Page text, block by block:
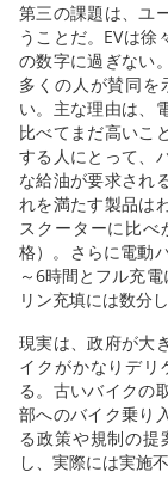
第三の課題は、ユ
うことだ。EVは
の数字に過ぎない
多くの人が賛同
い。主な理由は、
比べてまだ高いこ
する人にとって、
な給油が要求され
れを満たす製品は
スクーターに比
格）。さらに電動
～6時間とフル充
リン充填には数分
現実は、政府が大
イクがかなりデ
る。古いバイクの
部へのバイク乗り
る政策や規制の
し、実際には実施